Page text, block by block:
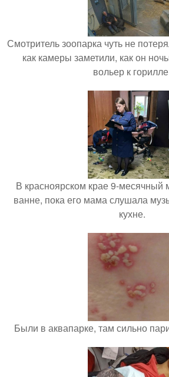
Смотритель зоопарка чуть не
как камеры заметили, как он
вольер к
В красноярском крае 9-месячный
ванне, пока его мама слушала
кухне.
Были в аквапарке, там сильно